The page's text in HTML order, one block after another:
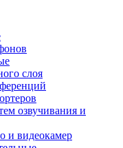
слоя
озвучивания и
и видеокамер